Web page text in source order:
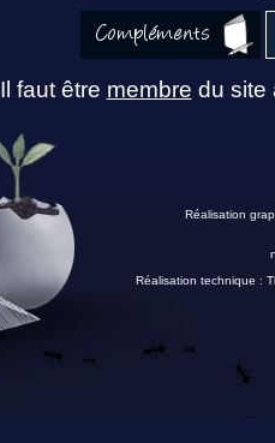
Il faut être membre du site
Réalisation
Réalisation technique :